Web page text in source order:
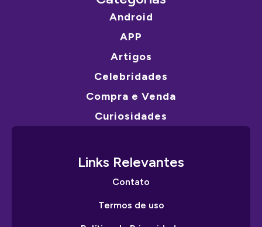
Android
APP
Artigos
Celebridades
Compra e Venda
Curiosidades
Links Relevantes
Contato
Termos de uso